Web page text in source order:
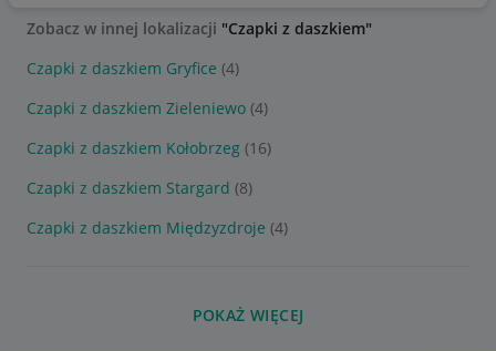
Zobacz w innej lokalizacji "Czapki z daszkiem"
Czapki z daszkiem Gryfice (4)
Czapki z daszkiem Zieleniewo (4)
Czapki z daszkiem Kołobrzeg (16)
Czapki z daszkiem Stargard (8)
Czapki z daszkiem Międzyzdroje (4)
POKAŻ WIĘCEJ